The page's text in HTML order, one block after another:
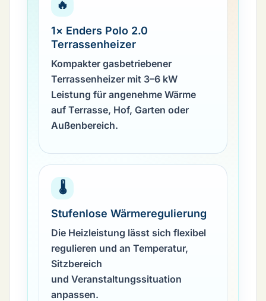
🔥
1× Enders Polo 2.0
Terrassenheizer
Kompakter gasbetriebener
Terrassenheizer mit 3–6 kW
Leistung für angenehme Wärme
auf Terrasse, Hof, Garten oder
Außenbereich.
🌡️
Stufenlose Wärmeregulierung
Die Heizleistung lässt sich flexibel
regulieren und an Temperatur,
Sitzbereich
und Veranstaltungssituation
anpassen.